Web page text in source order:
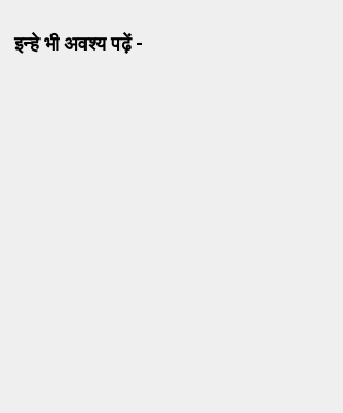
इन्हे भी अवश्य पढ़ें -